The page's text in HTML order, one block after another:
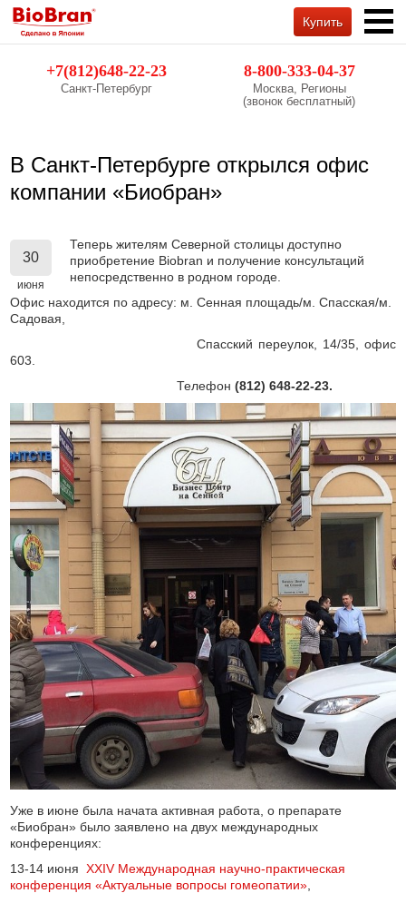
+7(812)648-22-23
Санкт-Петербург
8-800-333-04-37
Москва, Регионы
(звонок бесплатный)
Купить
В Санкт-Петербурге открылся офис
компании «Биобран»
30
июня
Теперь жителям Северной столицы доступно
приобретение Biobran и получение консультаций
непосредственно в родном городе.
Офис находится по адресу: м. Сенная площадь/м. Спасская/м.
Садовая,
Спасский переулок, 14/35, офис
603.
Телефон(812) 648-22-23.
Уже в июне была начата активная работа, о препарате
«Биобран» было заявлено на двух международных
конференциях:
13-14 июняXXIV Международная научно-практическая
конференция «Актуальные вопросы гомеопатии»